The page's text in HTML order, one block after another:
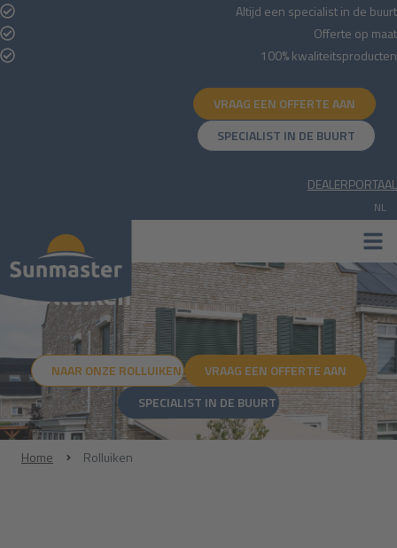
Altijd een specialist in de buurt
Offerte op maat
100% kwaliteitsproducten
VRAAG EEN OFFERTE AAN
SPECIALIST IN DE BUURT
DEALERPORTAAL
NL
NL
DE
Rolluiken
NAAR ONZE ROLLUIKEN
VRAAG EEN OFFERTE AAN
SPECIALIST IN DE BUURT
Home Rolluiken